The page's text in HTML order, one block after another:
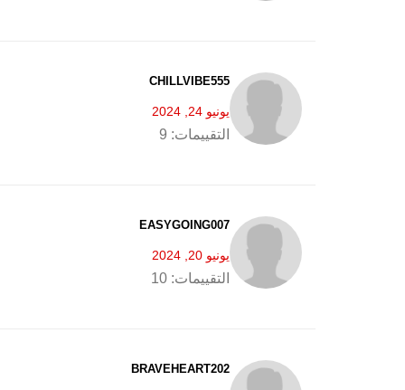
CHILLVIBE555
يونيو 24, 2024
التقييمات: 9
EASYGOING007
يونيو 20, 2024
التقييمات: 10
BRAVEHEART202